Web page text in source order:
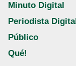
Minuto Digital
Periodista Digital
Público
Qué!